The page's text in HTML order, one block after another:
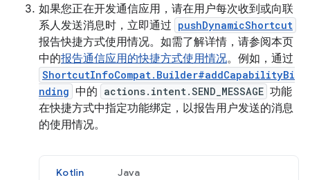
如果您正在开发通信应用，请在用户每次收到或向联
系人发送消息时，立即通过 pushDynamicShortcut
报告快捷方式使用情况。如需了解详情，请参阅本页
中的报告通信应用的快捷方式使用情况。例如，通过
ShortcutInfoCompat.Builder#addCapabilityBi
nding 中的 actions.intent.SEND_MESSAGE 功能
在快捷方式中指定功能绑定，以报告用户发送的消息
的使用情况。
Kotlin Java